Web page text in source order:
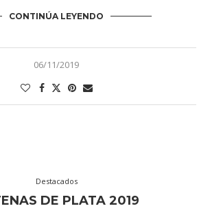
CONTINÚA LEYENDO
06/11/2019
Destacados
DE PLATA 2019